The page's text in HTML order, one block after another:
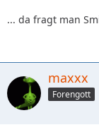
... da fragt man
maxxx
Forengott